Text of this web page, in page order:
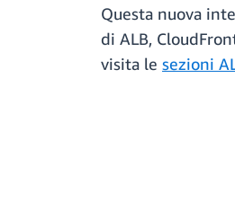
Questa nuova
di ALB,
visita le sezioni